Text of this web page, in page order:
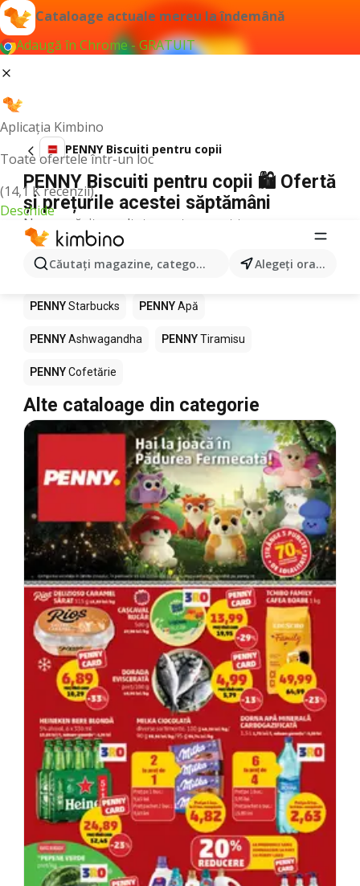
Cataloage actuale mereu la îndemână
Adaugă în Chrome - GRATUIT
Aplicația Kimbino
Toate ofertele într-un loc
(14,1 K recenzii)
Deschide
Căutaţi magazine, categorii, produse... Alegeţi oraşul
PENNY Biscuiti pentru copii
PENNY Biscuiti pentru copii 🛍️ Ofertă
și prețurile acestei săptămâni
Nu am găsit rezultate pentru acest termen.
Alte produse în magazine PENNY
PENNY Pizza PENNY Mango LEGO
PENNYStarbucks PENNYApă
PENNYAshwagandha PENNYTiramisu
PENNYCofetărie
Alte cataloage din categorie